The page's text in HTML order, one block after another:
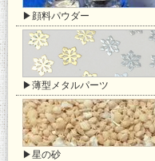
▶顔料パウダー
▶薄型メタルパーツ
▶星の砂